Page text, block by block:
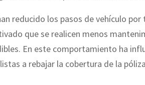
reducido los pasos de vehículo por
que se realicen menos
En este comportamiento ha
a rebajar la cobertura de la